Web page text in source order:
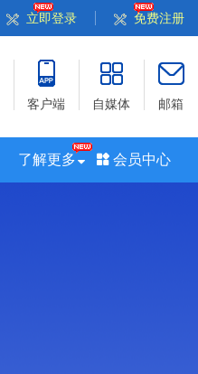
立即登录 免费注册
客户端 自媒体 邮箱
了解更多 会员中心